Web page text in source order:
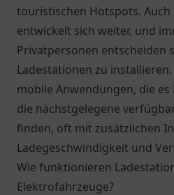
touristischen Hotspots.
entwickelt sich weiter, und
Privatpersonen entscheiden
Ladestationen zu
mobile Anwendungen, die
die nächstgelegene
finden, oft mit zusätzlichen
Ladegeschwindigkeit und
Wie funktionieren
Elektrofahrzeuge?